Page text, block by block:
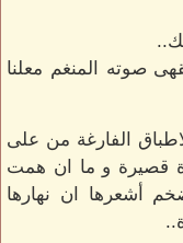
صوته المنغم معلنا
الفارغة من على
قصيرة و ما ان همت
أشعرها ان نهارها